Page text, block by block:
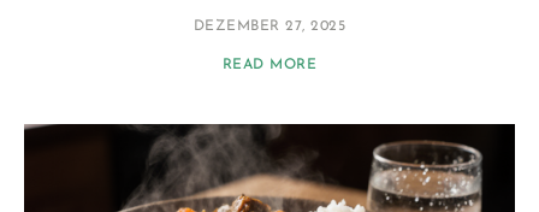
DEZEMBER 27, 2025
READ MORE